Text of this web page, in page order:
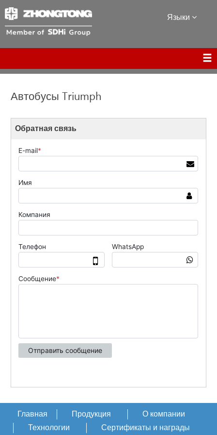
Языки
Автобусы Triumph
Обратная связь
Главная Продукция
О компании
Технологии
Сертификаты и награды